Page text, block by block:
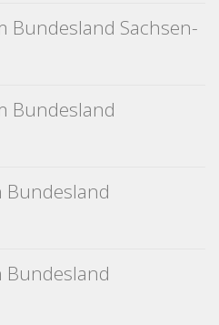
Bundesland Sachsen-
Bundesland